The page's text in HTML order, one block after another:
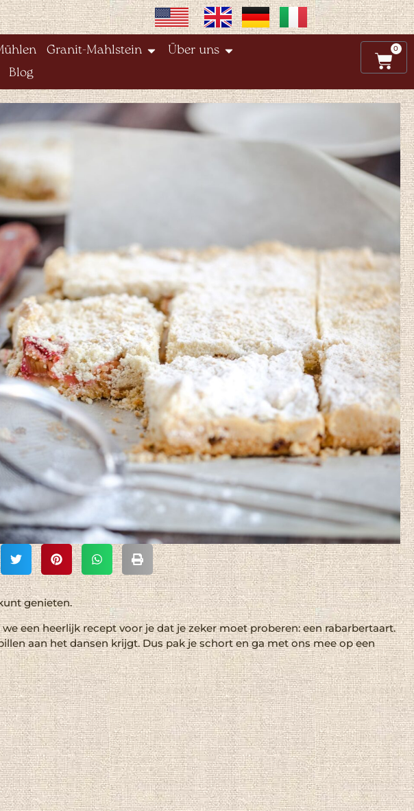
Granit-Mahlstein
Über uns
Blog
0
genieten.
een heerlijk recept voor je dat je zeker moet proberen: een rabarbertaart.
aan het dansen krijgt. Dus pak je schort en ga met ons mee op een